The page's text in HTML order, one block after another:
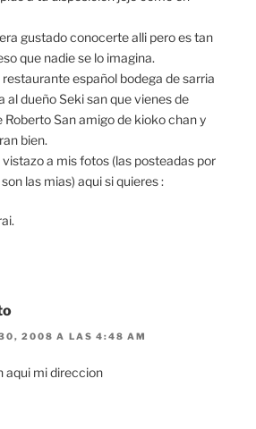
gustado conocerte alli pero es tan
que nadie se lo imagina.
restaurante español bodega de sarria
al dueño Seki san que vienes de
Roberto San amigo de kioko chan y
bien.
vistazo a mis fotos (las posteadas por
las mias) aqui si quieres :
30, 2008 A LAS 4:48 AM
aqui mi direccion